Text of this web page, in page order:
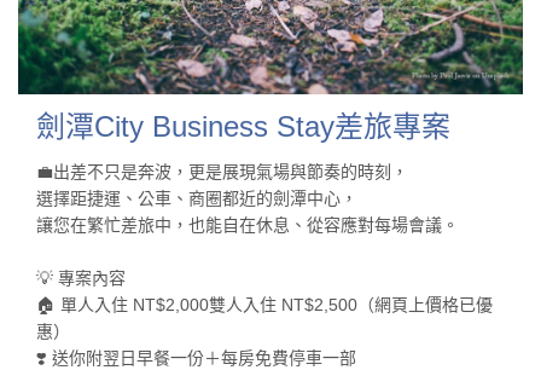
劍潭City Business Stay差旅專案
💼出差不只是奔波，更是展現氣場與節奏的時刻，
選擇距捷運、公車、商圈都近的劍潭中心，
讓您在繁忙差旅中，也能自在休息、從容應對每場會議。
💡 專案內容
🏠 單人入住 NT$2,000雙人入住 NT$2,500（網頁上價格已優
惠）
❣️ 送你附翌日早餐一份＋每房免費停車一部